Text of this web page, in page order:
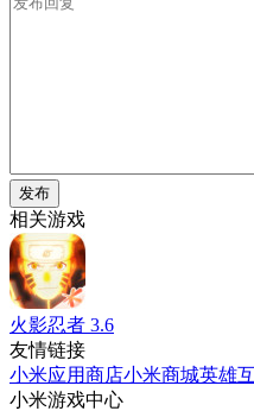
发布
相关游戏
火影忍者 3.6
友情链接
小米应用商店小米商城英雄
小米游戏中心